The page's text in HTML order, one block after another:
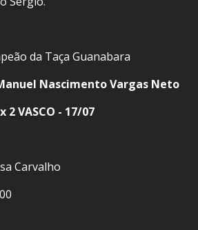
da Taça Guanabara
Nascimento Vargas Neto
2 VASCO - 17/07
Carvalho